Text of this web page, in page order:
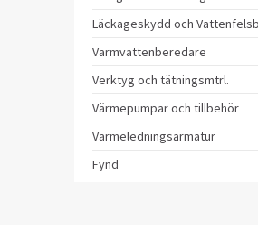
Varmvattenberedare
Verktyg och tätningsmtrl.
Värmepumpar och tillbehör
Värmeledningsarmatur
Fynd